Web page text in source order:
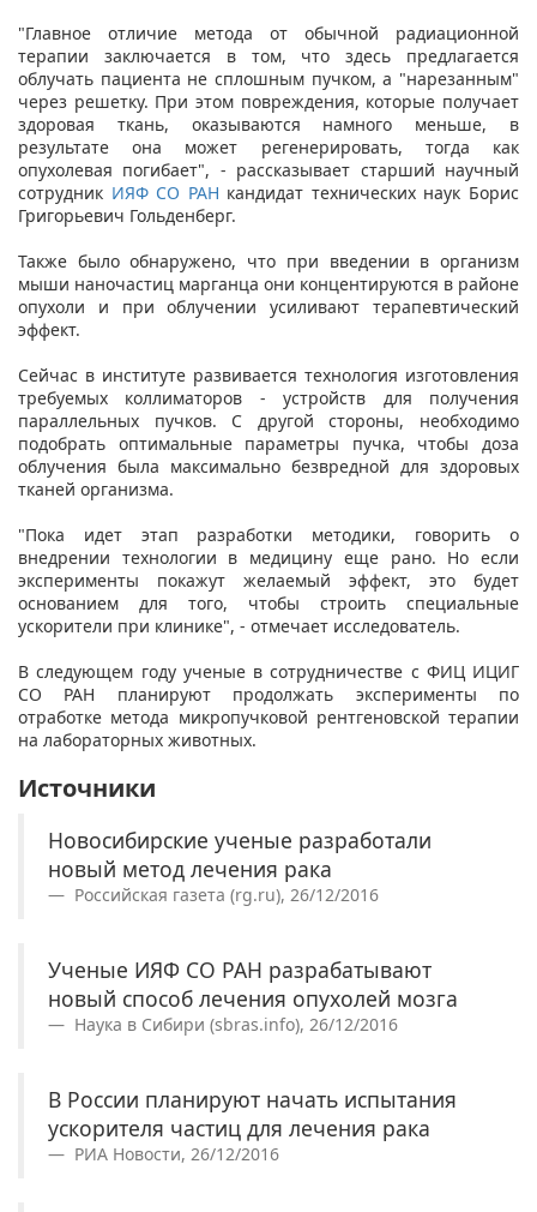
"Главное отличие метода от обычной радиационной
терапии заключается в том, что здесь предлагается
облучать пациента не сплошным пучком, а "нарезанным"
через решетку. При этом повреждения, которые получает
здоровая ткань, оказываются намного меньше, в
результате она может регенерировать, тогда как
опухолевая погибает", - рассказывает старший научный
сотрудник ИЯФ СО РАН кандидат технических наук Борис
Григорьевич Гольденберг.
Также было обнаружено, что при введении в организм
мыши наночастиц марганца они концентируются в районе
опухоли и при облучении усиливают терапевтический
эффект.
Сейчас в институте развивается технология изготовления
требуемых коллиматоров - устройств для получения
параллельных пучков. С другой стороны, необходимо
подобрать оптимальные параметры пучка, чтобы доза
облучения была максимально безвредной для здоровых
тканей организма.
"Пока идет этап разработки методики, говорить о
внедрении технологии в медицину еще рано. Но если
эксперименты покажут желаемый эффект, это будет
основанием для того, чтобы строить специальные
ускорители при клинике", - отмечает исследователь.
В следующем году ученые в сотрудничестве с ФИЦ ИЦИГ
СО РАН планируют продолжать эксперименты по
отработке метода микропучковой рентгеновской терапии
на лабораторных животных.
Источники
Новосибирские ученые разработали
новый метод лечения рака
Российская газета (rg.ru), 26/12/2016
Ученые ИЯФ СО РАН разрабатывают
новый способ лечения опухолей мозга
Наука в Сибири (sbras.info), 26/12/2016
В России планируют начать испытания
ускорителя частиц для лечения рака
РИА Новости, 26/12/2016